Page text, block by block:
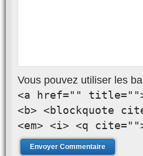
Vous pouvez utiliser les
<a href=""
<b> <blockquote
<em> <i> <q